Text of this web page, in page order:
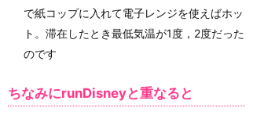
で紙コップに入れて電子レンジを使えばホッ
ト。滞在したとき最低気温が1度，2度だった
のです
ちなみにrunDisneyと重なると